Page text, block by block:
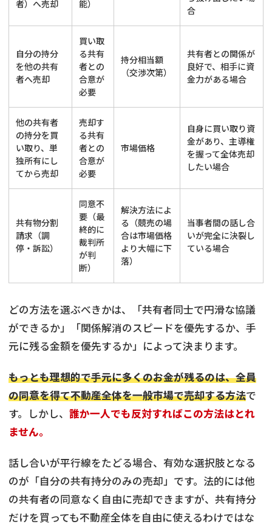
者）へ売却
能）
合
自分の持分
を他の共有
者へ売却
買い取
る共有
者との
合意が
必要
持分相当額
（交渉次第）
共有者との関係が
良好で、相手に資
金力がある場合
他の共有者
の持分を買
い取り、単
独所有にし
てから売却
売却す
る共有
者との
合意が
必要
市場価格
自身に買い取り資
金があり、主導権
を握って全体売却
したい場合
共有物分割
請求（調
停・訴訟）
同意不
要（最
終的に
裁判所
が判
断）
解決方法によ
る（競売の場
合は市場価格
より大幅に下
落）
当事者間の話し合
いが完全に決裂し
ている場合
どの方法を選ぶべきかは、「共有者同士で円滑な協議
ができるか」「関係解消のスピードを優先するか、手
元に残る金額を優先するか」によって決まります。
もっとも理想的で手元に多くのお金が残るのは、全員
の同意を得て不動産全体を一般市場で売却する方法で
す。しかし、 誰か一人でも反対すればこの方法はとれ
ません。
話し合いが平行線をたどる場合、有効な選択肢となる
のが「自分の共有持分のみの売却」です。法的には他
の共有者の同意なく自由に売却できますが、共有持分
だけを買っても不動産全体を自由に使えるわけではな